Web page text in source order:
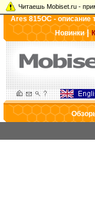
Читаешь Mobiset.ru -
Ares 815OC -
Новинки|